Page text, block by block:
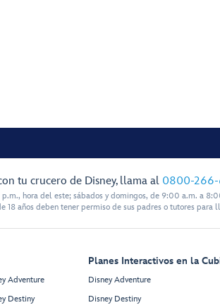
tu crucero de Disney, llama al 0800-
hora del este; sábados y domingos, de 9:00 a.m. a
18 años deben tener permiso de sus padres o tutores para
Adventure
Destiny
Planes Interactivos en la
Disney Adventure
Disney Destiny